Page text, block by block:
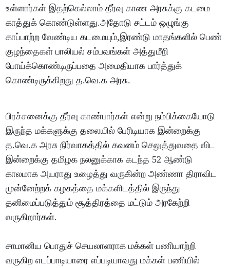
உள்ளார்கள் இதற்கெல்லாம் தீர்வு காண அரசுக்கு கடமை
காத்துக் கொண்டுள்ளது.அதோடு சட்டம் ஒழுங்கு
காப்பாற்ற வேண்டிய கடமையும்,இரண்டு மாதங்களில் பெண்
குழந்தைகள் பாலியல் சம்பவங்கள் அத்துமீறி
போய்க்கொண்டிருப்பதை அமைதியாக பார்த்துக்
கொண்டிருக்கிறது த.வெ.க அரசு.
பிரச்சனைக்கு தீர்வு காண்பார்கள் என்று நம்பிக்கையோடு
இருந்த மக்களுக்கு தலையில் பேரிடியாக இன்றைக்கு
த.வெ.க அரசு நிர்வாகத்தில் கவனம் செலுத்துவதை விட
இன்றைக்கு தமிழக நலனுக்காக கடந்த 52 ஆண்டு
காலமாக அயராது உழைத்து வருகின்ற அண்ணா திராவிட
முன்னேற்றக் கழகத்தை மக்களிடத்தில் இருந்து
தனிமைப்படுத்தும் சூத்திரத்தை மட்டும் அரகேற்றி
வருகிறார்கள்.
சாமானிய பொதுச் செயலாளராக மக்கள் பணியாற்றி
வருகிற எடப்பாடியாரை எப்படியாவது மக்கள் பணியில்